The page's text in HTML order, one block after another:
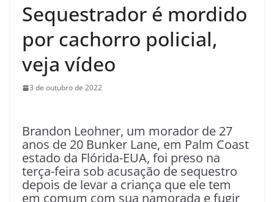
Sequestrador é mordido
por cachorro policial,
veja vídeo
3 de outubro de 2022
Brandon Leohner, um morador de 27
anos de 20 Bunker Lane, em Palm Coast
estado da Flórida-EUA, foi preso na
terça-feira sob acusação de sequestro
depois de levar a criança que ele tem
em comum com sua namorada e fugir